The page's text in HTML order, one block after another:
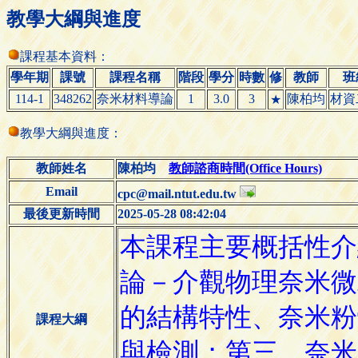
教學大綱與進度
課程基本資料：
學年期
課號 課程名稱 階段 學分 時數 修 教師
班
114-1
348262 奈米材料導論 1 3.0 3 ★ 陳柏均 材
教學大綱與進度：
教師姓名 陳柏均教師諮商時間(Office Hours)
Email
cpc@mail.ntut.edu.tw
最後更新時間
2025-05-28 08:42:04
課程大綱